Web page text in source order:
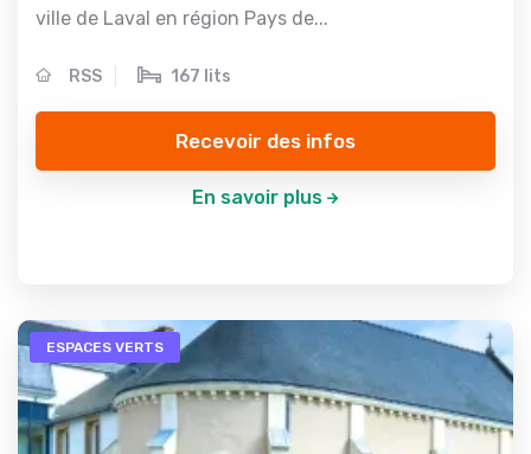
ville de Laval en région Pays de...
RSS 167 lits
Recevoir des infos
En savoir plus
ESPACES VERTS